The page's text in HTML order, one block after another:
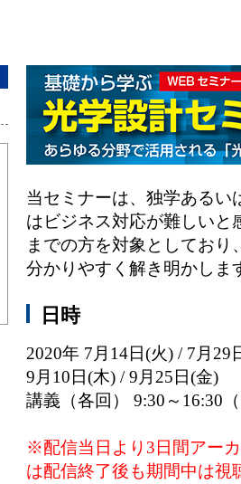
当セミナーは、独学あるい
はビジネス対応が難しいと
までの方を対象としてお
分かりやすく解き明かしま
日時
2020年 7月14日(火) / 7月29
9月10日(木) / 9月25日(金)
講義（各回） 9:30～16:30
※配信当日より3日間アー
は配信終了後も期間中は視